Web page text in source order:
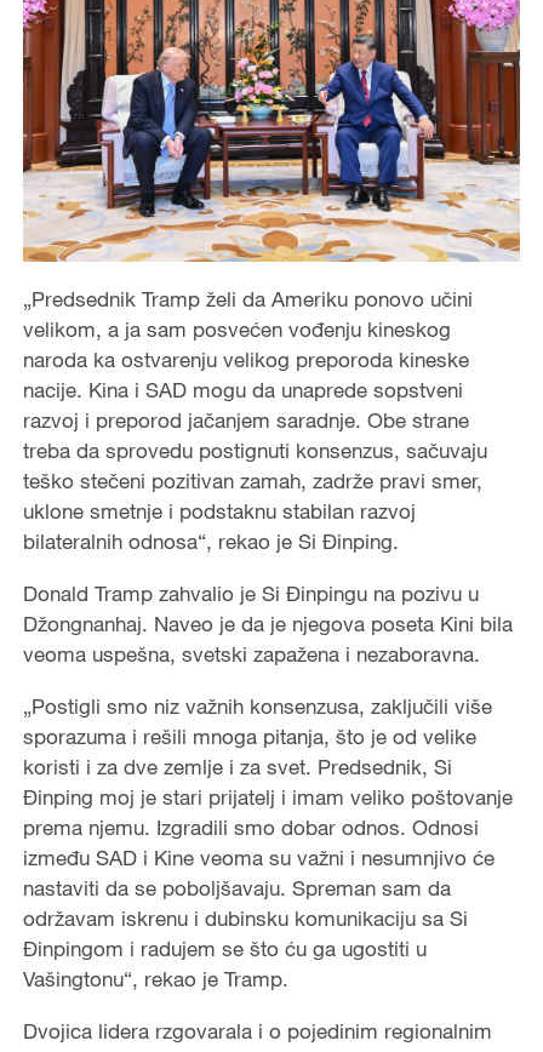
„Predsednik Tramp želi da Ameriku ponovo učini
velikom, a ja sam posvećen vođenju kineskog
naroda ka ostvarenju velikog preporoda kineske
nacije. Kina i SAD mogu da unaprede sopstveni
razvoj i preporod jačanjem saradnje. Obe strane
treba da sprovedu postignuti konsenzus, sačuvaju
teško stečeni pozitivan zamah, zadrže pravi smer,
uklone smetnje i podstaknu stabilan razvoj
bilateralnih odnosa“, rekao je Si Đinping.
Donald Tramp zahvalio je Si Đinpingu na pozivu u
Džongnanhaj. Naveo je da je njegova poseta Kini bila
veoma uspešna, svetski zapažena i nezaboravna.
„Postigli smo niz važnih konsenzusa, zaključili više
sporazuma i rešili mnoga pitanja, što je od velike
koristi i za dve zemlje i za svet. Predsednik, Si
Đinping moj je stari prijatelj i imam veliko poštovanje
prema njemu. Izgradili smo dobar odnos. Odnosi
između SAD i Kine veoma su važni i nesumnjivo će
nastaviti da se poboljšavaju. Spreman sam da
održavam iskrenu i dubinsku komunikaciju sa Si
Đinpingom i radujem se što ću ga ugostiti u
Vašingtonu“, rekao je Tramp.
Dvojica lidera rzgovarala i o pojedinim regionalnim